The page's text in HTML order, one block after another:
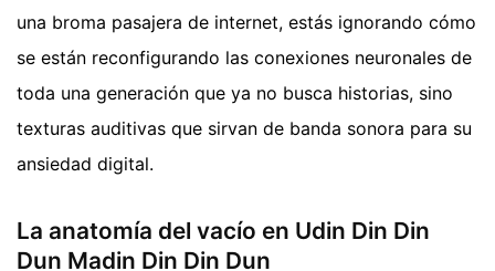
una broma pasajera de internet, estás ignorando cómo
se están reconfigurando las conexiones neuronales de
toda una generación que ya no busca historias, sino
texturas auditivas que sirvan de banda sonora para su
ansiedad digital.
La anatomía del vacío en Udin Din Din
Dun Madin Din Din Dun